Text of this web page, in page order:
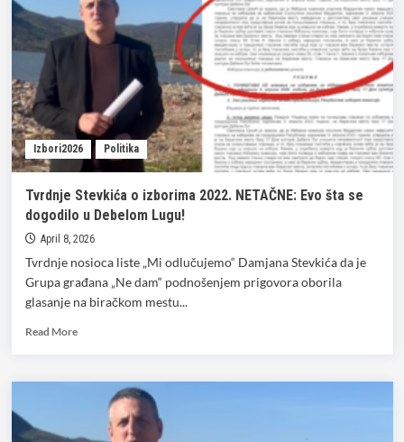
Izbori2026 Politika
Tvrdnje Stevkića o izborima 2022. NETAČNE: Evo šta se
dogodilo u Debelom Lugu!
April 8, 2026
Tvrdnje nosioca liste „Mi odlučujemo“ Damjana Stevkića da je
Grupa građana „Ne dam“ podnošenjem prigovora oborila
glasanje na biračkom mestu...
Read MoreRead
Tvrdnje
Stevkića
izborima